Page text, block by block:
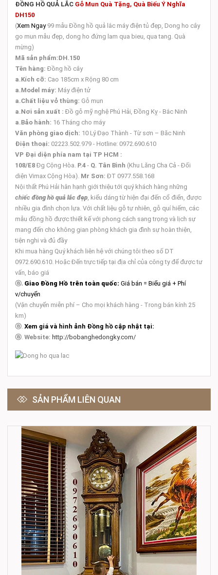
ĐỒNG HỒ QUẢ LẮC Gỗ Mun Quà Tặng, Quà Biếu Ý Nghĩa
DH150
(Xem Ngay99 mẫu Đồng hồ quả lắc máy điện tủ đẹp, Dong ho cây
go mun mẫu đẹp, dong ho đứng lam qua bieu, qua tang. Quà
mừng)
Mã sản phẩm:DH.150
Tên hàng: Đồng hồ cây
a.Kích cỡ: Cao 185cm x Rộng 80 cm
a.Model máy: Máy điện tử
a.Chất liệu vỏ thùng: Gỗ mun
a.Nơi sản xuất : Đồ gỗ mỹ nghệ Phú Hải, Đồng Kỵ - Bắc Ninh
a.Bảo hành: 16 Tháng cho máy
Văn phòng giao dịch: 10 Lý Đạo Thành - Từ sơn – Băc Ninh
Điện thoại: 02223.502.979 - Hotline: 0972.690.610
VP Đại diện phía nam tại TP HCM :
108/E8 Đg Cộng Hòa. P.4 - Q. Tân Bình (Khu Lăng Cha Cả - Đối
diện Vimax Cộng Hòa). Mr Sơn: ĐT 0977.558.168
Nội thất Phú Hải hân hạnh giới thiệu tới quý khách hàng những
chiếc đồng hồ quả lắc đẹp, kiểu dáng từ hiện đại đến cổ điển, được
nhiều gia đình chọn lựa. Với chất liệu gỗ tự nhiên, gỗ quí hiếm, các
mẫu đồng hồ được thiết kế với phong cách sang trọng và lịch sự
mang đến cho không gian phòng khách gia đình sự hoàn thiện,
tiện nghi và đủ đầy
Khi mua hàng Quý khách liên hệ với chúng tôi theo số DT
0972.690.610. Hoặc Đến trực tiếp tại địa chỉ của công ty để được tư
vấn, báo giá
ⓐ. Giao Đồng Hồ trên toàn quốc: Giá bán = Biểu giá + Phí
v/chuyển
(Vận chuyển miễn phí – Cho mọi khách hàng - Trong bán kính 25
km)
ⓐ. Xem giá và hình ảnh Đồng hồ cập nhật tại:
ⓐ. Website: http://bobanghedongky.com/
SẢN PHẨM LIÊN QUAN